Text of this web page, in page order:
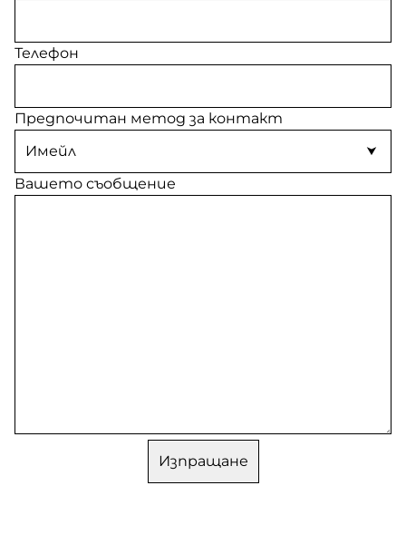
Телефон
Предпочитан метод за контакт
Вашето съобщение